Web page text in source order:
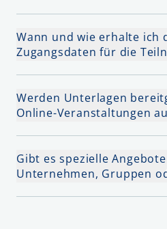
Wann und wie erhalte ich
Zugangsdaten für die
Werden Unterlagen
Online-Veranstaltungen
Gibt es spezielle
Unternehmen, Gruppen